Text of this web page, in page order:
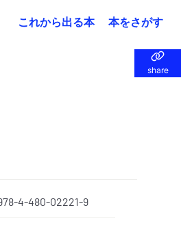
これから出る本 本をさがす
share
share
4-480-02221-9